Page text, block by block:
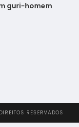
guri-homem
RESERVADOS